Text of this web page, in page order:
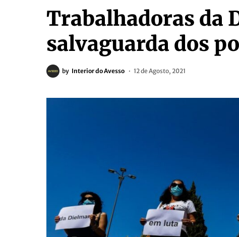
Trabalhadoras da
salvaguarda dos
by Interior do Avesso 12 de Agosto, 2021